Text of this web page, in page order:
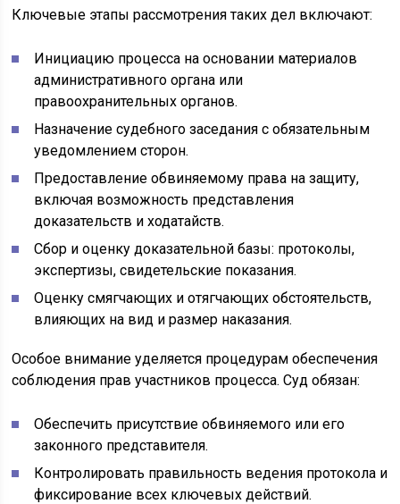
Ключевые этапы рассмотрения таких дел включают:
Инициацию процесса на основании материалов
административного органа или
правоохранительных органов.
Назначение судебного заседания с обязательным
уведомлением сторон.
Предоставление обвиняемому права на защиту,
включая возможность представления
доказательств и ходатайств.
Сбор и оценку доказательной базы: протоколы,
экспертизы, свидетельские показания.
Оценку смягчающих и отягчающих обстоятельств,
влияющих на вид и размер наказания.
Особое внимание уделяется процедурам обеспечения
соблюдения прав участников процесса. Суд обязан:
Обеспечить присутствие обвиняемого или его
законного представителя.
Контролировать правильность ведения протокола и
фиксирование всех ключевых действий.